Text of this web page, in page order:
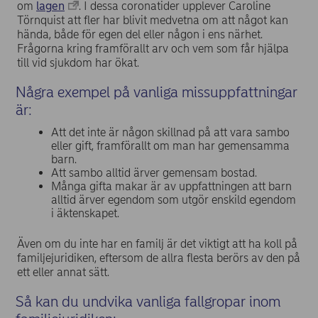
om lagen
. I dessa coronatider upplever Caroline
Törnquist att fler har blivit medvetna om att något kan
hända, både för egen del eller någon i ens närhet.
Frågorna kring framförallt arv och vem som får hjälpa
till vid sjukdom har ökat.
Några exempel på vanliga missuppfattningar
är:
Att det inte är någon skillnad på att vara sambo
eller gift, framförallt om man har gemensamma
barn.
Att sambo alltid ärver gemensam bostad.
Många gifta makar är av uppfattningen att barn
alltid ärver egendom som utgör enskild egendom
i äktenskapet.
Även om du inte har en familj är det viktigt att ha koll på
familjejuridiken, eftersom de allra flesta berörs av den på
ett eller annat sätt.
Så kan du undvika vanliga fallgropar inom